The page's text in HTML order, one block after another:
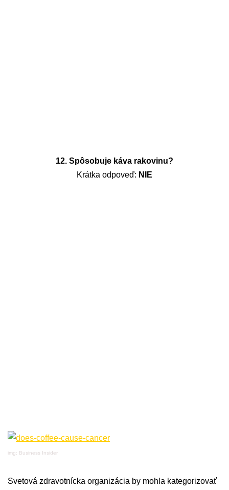
12. Spôsobuje káva rakovinu?
Krátka odpoveď: NIE
img: Business Insider
Svetová zdravotnícka organizácia by mohla kategorizovať